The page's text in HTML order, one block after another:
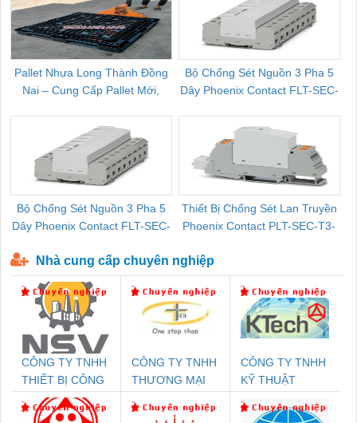
Pallet Nhựa Long Thành Đồng
Nai – Cung Cấp Pallet Mới,
Bộ Chống Sét Nguồn 3 Pha 5
Dây Phoenix Contact FLT-SEC-
Bộ Chống Sét Nguồn 3 Pha 5
Dây Phoenix Contact FLT-SEC-
Thiết Bị Chống Sét Lan Truyền
Phoenix Contact PLT-SEC-T3-
Nhà cung cấp chuyên nghiệp
CÔNG TY TNHH
THIẾT BỊ CÔNG
NGHIỆP NIHON
SETSUBI VIỆT
CÔNG TY TNHH
THƯƠNG MẠI
NAM
CÔNG TY TNHH
KỸ THUẬT
NAM